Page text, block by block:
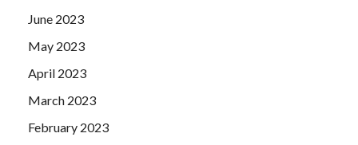
June 2023
May 2023
April 2023
March 2023
February 2023